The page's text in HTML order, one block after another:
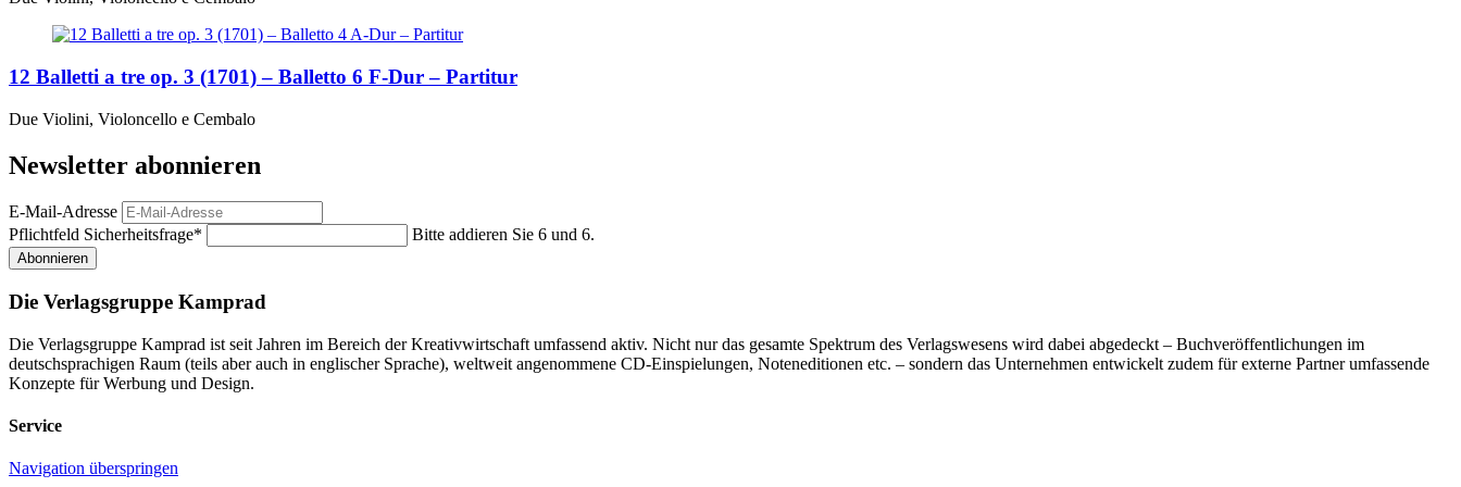
12 Balletti a tre op. 3 (1701) – Balletto 6 F-Dur – Partitur
Due Violini, Violoncello e Cembalo
Newsletter abonnieren
E-Mail-Adresse
Pflichtfeld Sicherheitsfrage* Bitte addieren Sie 6 und 6.
Abonnieren
Die Verlagsgruppe Kamprad
Die Verlagsgruppe Kamprad ist seit Jahren im Bereich der Kreativwirtschaft umfassend aktiv. Nicht nur das gesamte Spektrum des Verlagswesens wird dabei abgedeckt – Buchveröffentlichungen im
deutschsprachigen Raum (teils aber auch in englischer Sprache), weltweit angenommene CD-Einspielungen, Noteneditionen etc. – sondern das Unternehmen entwickelt zudem für externe Partner umfassende
Konzepte für Werbung und Design.
Service
Navigation überspringen